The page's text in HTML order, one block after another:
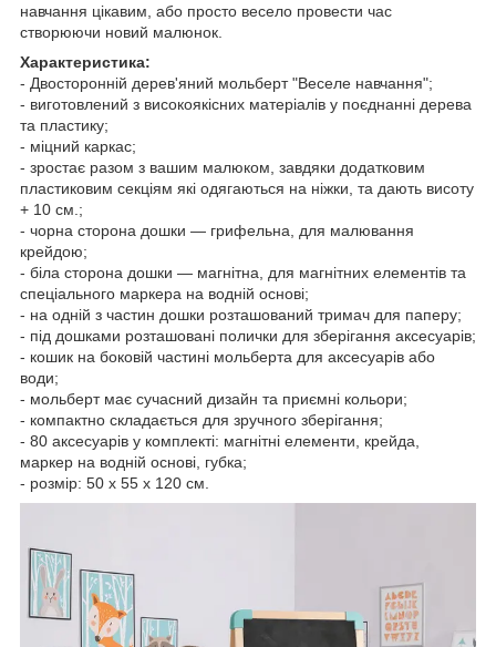
навчання цікавим, або просто весело провести час
створюючи новий малюнок.
Характеристика:
- Двосторонній дерев'яний мольберт "Веселе навчання";
- виготовлений з високоякісних матеріалів у поєднанні дерева
та пластику;
- міцний каркас;
- зростає разом з вашим малюком, завдяки додатковим
пластиковим секціям які одягаються на ніжки, та дають висоту
+ 10 см.;
- чорна сторона дошки — грифельна, для малювання
крейдою;
- біла сторона дошки — магнітна, для магнітних елементів та
спеціального маркера на водній основі;
- на одній з частин дошки розташований тримач для паперу;
- під дошками розташовані полички для зберігання аксесуарів;
- кошик на боковій частині мольберта для аксесуарів або
води;
- мольберт має сучасний дизайн та приємні кольори;
- компактно складається для зручного зберігання;
- 80 аксесуарів у комплекті: магнітні елементи, крейда,
маркер на водній основі, губка;
- розмір: 50 х 55 х 120 см.